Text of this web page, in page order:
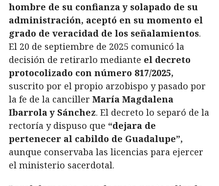
hombre de su confianza y solapado de su
administración, aceptó en su momento el
grado de veracidad de los señalamientos.
El 20 de septiembre de 2025 comunicó la
decisión de retirarlo mediante el decreto
protocolizado con número 817/2025,
suscrito por el propio arzobispo y pasado por
la fe de la canciller María Magdalena
Ibarrola y Sánchez. El decreto lo separó de la
rectoría y dispuso que “dejara de
pertenecer al cabildo de Guadalupe”,
aunque conservaba las licencias para ejercer
el ministerio sacerdotal.